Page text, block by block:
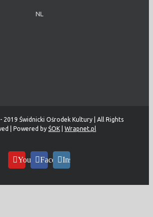
NL
2019 Świdnicki Ośrodek Kultury | All Rights
| Powered by ŚOK Wrapnet.pl
YouTubeFacebookInstagram